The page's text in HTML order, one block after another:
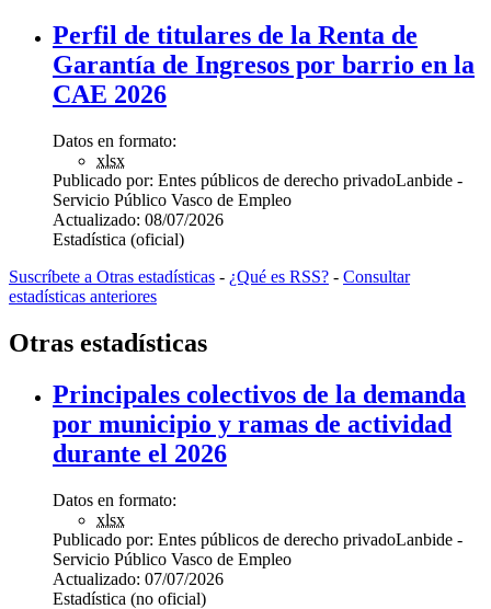
Perfil de titulares de la Renta de
Garantía de Ingresos por barrio en la
CAE 2026
Datos en formato:
xlsx
Publicado por: Entes públicos de derecho privadoLanbide -
Servicio Público Vasco de Empleo
Actualizado: 08/07/2026
Estadística (oficial)
Suscríbete a Otras estadísticas - ¿Qué es RSS? - Consultar
estadísticas anteriores
Otras estadísticas
Principales colectivos de la demanda
por municipio y ramas de actividad
durante el 2026
Datos en formato:
xlsx
Publicado por: Entes públicos de derecho privadoLanbide -
Servicio Público Vasco de Empleo
Actualizado: 07/07/2026
Estadística (no oficial)